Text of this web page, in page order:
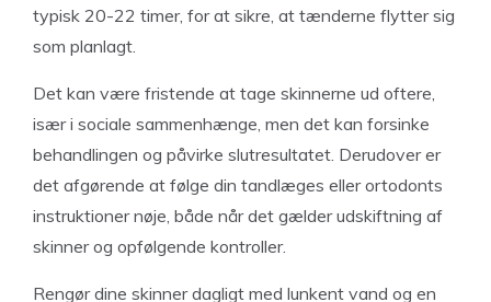
typisk 20-22 timer, for at sikre, at tænderne flytter sig
som planlagt.
Det kan være fristende at tage skinnerne ud oftere,
især i sociale sammenhænge, men det kan forsinke
behandlingen og påvirke slutresultatet. Derudover er
det afgørende at følge din tandlæges eller ortodonts
instruktioner nøje, både når det gælder udskiftning af
skinner og opfølgende kontroller.
Rengør dine skinner dagligt med lunkent vand og en